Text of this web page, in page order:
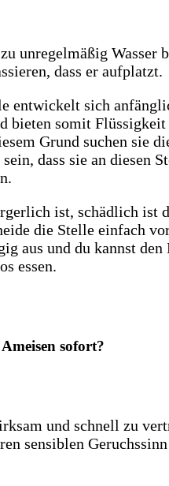
unregelmäßig Wasser
dass er aufplatzt.
entwickelt sich
bieten somit
Grund suchen sie
dass sie an diesen
ist, schädlich ist
die Stelle einfach
aus und du kannst
essen.
sofort?
und schnell zu
sensiblen